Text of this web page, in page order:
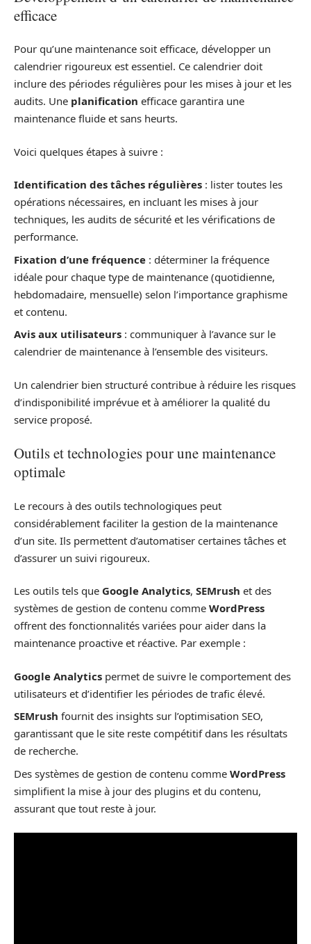
efficace
Pour qu’une maintenance soit efficace, développer un
calendrier rigoureux est essentiel. Ce calendrier doit
inclure des périodes régulières pour les mises à jour et les
audits. Une planification efficace garantira une
maintenance fluide et sans heurts.
Voici quelques étapes à suivre :
Identification des tâches régulières : lister toutes les
opérations nécessaires, en incluant les mises à jour
techniques, les audits de sécurité et les vérifications de
performance.
Fixation d’une fréquence : déterminer la fréquence
idéale pour chaque type de maintenance (quotidienne,
hebdomadaire, mensuelle) selon l’importance graphisme
et contenu.
Avis aux utilisateurs : communiquer à l’avance sur le
calendrier de maintenance à l’ensemble des visiteurs.
Un calendrier bien structuré contribue à réduire les risques
d’indisponibilité imprévue et à améliorer la qualité du
service proposé.
Outils et technologies pour une maintenance
optimale
Le recours à des outils technologiques peut
considérablement faciliter la gestion de la maintenance
d’un site. Ils permettent d’automatiser certaines tâches et
d’assurer un suivi rigoureux.
Les outils tels que Google Analytics, SEMrush et des
systèmes de gestion de contenu comme WordPress
offrent des fonctionnalités variées pour aider dans la
maintenance proactive et réactive. Par exemple :
Google Analytics permet de suivre le comportement des
utilisateurs et d’identifier les périodes de trafic élevé.
SEMrush fournit des insights sur l’optimisation SEO,
garantissant que le site reste compétitif dans les résultats
de recherche.
Des systèmes de gestion de contenu comme WordPress
simplifient la mise à jour des plugins et du contenu,
assurant que tout reste à jour.